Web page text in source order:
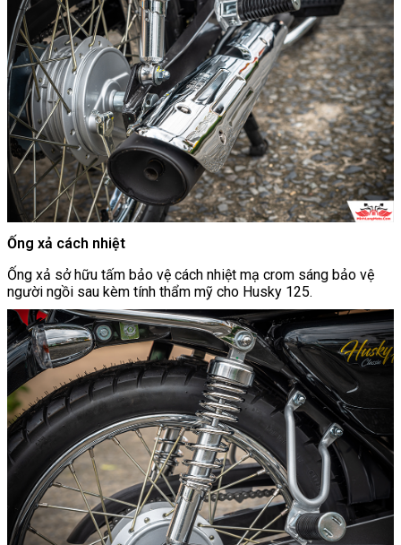
Ống xả cách nhiệt
Ống xả sở hữu tấm bảo vệ cách nhiệt mạ crom sáng bảo vệ
người ngồi sau kèm tính thẩm mỹ cho Husky 125.